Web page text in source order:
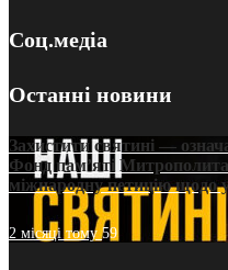
Соц.медіа
Останні новини
Захистити святині —
Фонд пам’яті
міжнародну петицію
2 місяці тому59